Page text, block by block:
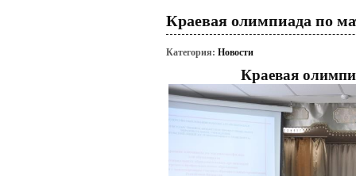
Краевая олимпиада по
Категория: Новости
Краевая